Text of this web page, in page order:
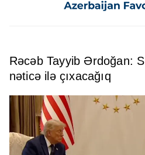
Rəcəb Tayyib Ərdoğan:
nəticə ilə çıxacağıq